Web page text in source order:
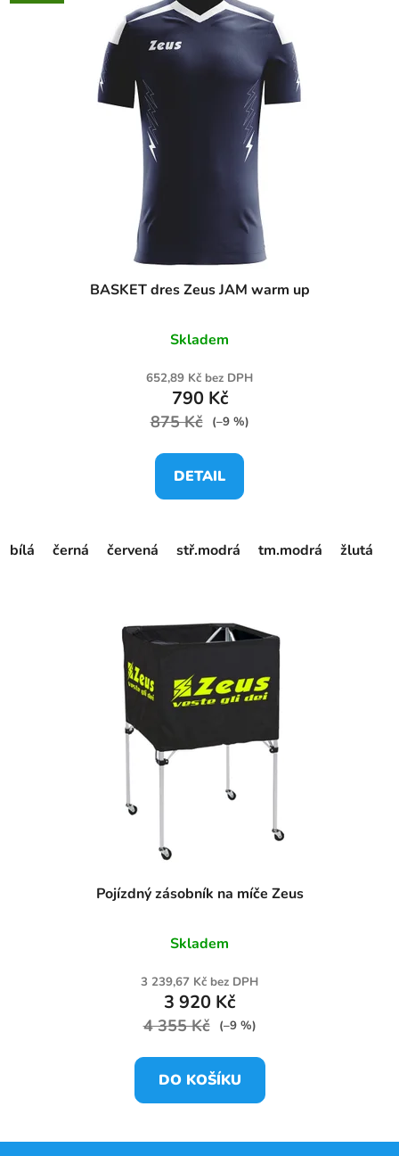
BASKET dres Zeus JAM warm up
Skladem
652,89 Kč bez DPH
790 Kč
875 Kč (–9 %)
DETAIL
bílá černá červená stř.modrá tm.modrá žlutá
Pojízdný zásobník na míče Zeus
Skladem
3 239,67 Kč bez DPH
3 920 Kč
4 355 Kč (–9 %)
DO KOŠÍKU